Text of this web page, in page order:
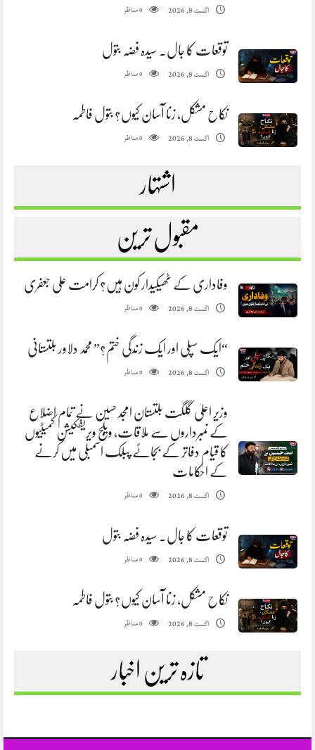
اگست 8, 2026 0مناظر
توقعات کا جال. سیدہ فضہ بتول
اگست 8, 2026 0مناظر
نکاح مشکل، زنا آسان کیوں؟ بتول فاطمہ
اگست 8, 2026 0مناظر
اشتہار
مقبول ترین
وفاداری کے ٹھیکیدار کون ہیں؟ کرامت علی جعفری
اگست 8, 2026 0مناظر
“ایک سپلی اور ایک زندگی ختم؟” محمد دلاور بلتستانی
اگست 8, 2026 0مناظر
وزیر اعلیٰ گلگت بلتستان امجد حسین نے تمام اضلاع
کے نمبرداروں سے ملاقات، ویلج ویریفکیشن کمیٹیوں
کا قیام دفاتر کے بجائے پبلک اسمبلی میں کرنے
کے احکامات
اگست 8, 2026 0مناظر
توقعات کا جال. سیدہ فضہ بتول
اگست 8, 2026 0مناظر
نکاح مشکل، زنا آسان کیوں؟ بتول فاطمہ
اگست 8, 2026 0مناظر
تازہ ترین اخبار